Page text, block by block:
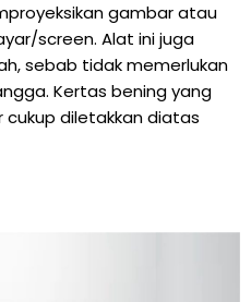
gambar atau
screen. Alat ini juga
sebab tidak memerlukan
Kertas bening yang
diletakkan diatas